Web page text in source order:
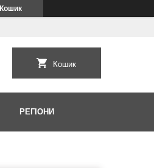
Кошик
Кошик
РЕГІОНИ